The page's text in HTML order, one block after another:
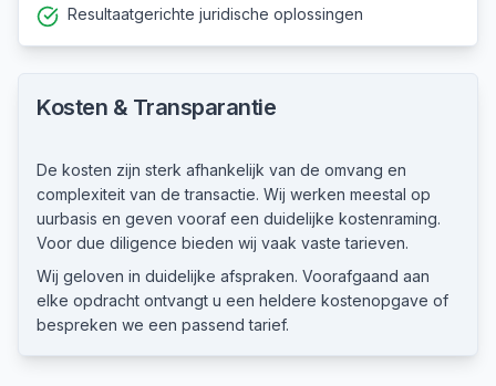
Resultaatgerichte juridische oplossingen
Kosten & Transparantie
De kosten zijn sterk afhankelijk van de omvang en
complexiteit van de transactie. Wij werken meestal op
uurbasis en geven vooraf een duidelijke kostenraming.
Voor due diligence bieden wij vaak vaste tarieven.
Wij geloven in duidelijke afspraken. Voorafgaand aan
elke opdracht ontvangt u een heldere kostenopgave of
bespreken we een passend tarief.